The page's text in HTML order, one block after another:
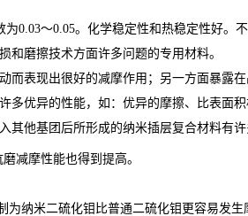
0.03～0.05。化学稳定性和热稳定性好。
磨擦技术方面许多问题的专用材料。
表现出很好的减摩作用；另一方面暴露
优异的性能，如：优异的摩擦、比表面
他基团后所形成的纳米插层复合材料有许
减摩性能也得到提高。
纳米二硫化钼比普通二硫化钼更容易发